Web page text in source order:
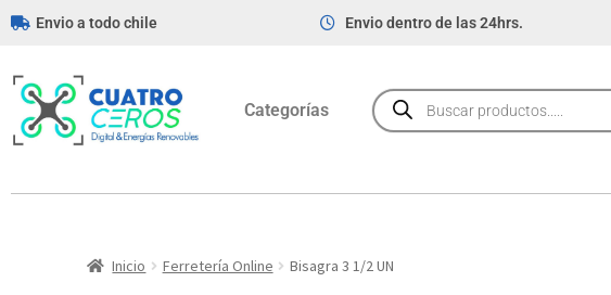
Envio a todo chile Envio dentro de las 24hrs.
Categorías
Inicio Ferretería Online Bisagra 3 1/2 UN